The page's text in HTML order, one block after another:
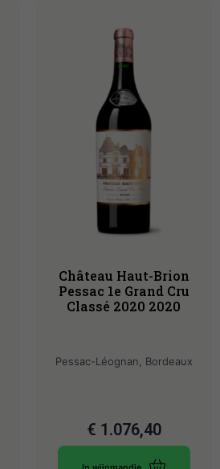
Château Haut-Brion
Pessac 1e Grand Cru
Classé 2020 2020
Pessac-Léognan, Bordeaux
€ 1.076,40